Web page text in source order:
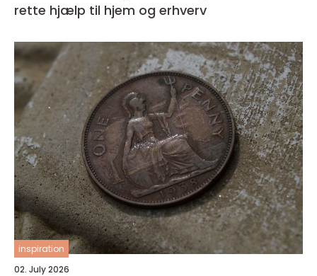
rette hjælp til hjem og erhverv
inspiration
02. July 2026